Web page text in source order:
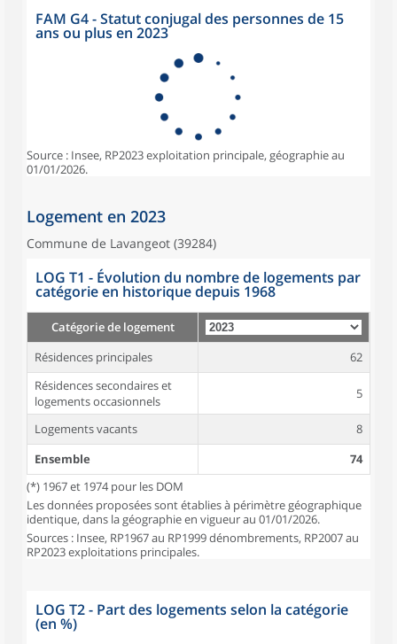
FAM G4 - Statut conjugal des personnes de 15
ans ou plus en 2023
Source : Insee, RP2023 exploitation principale, géographie au
01/01/2026.
Logement en 2023
Commune de Lavangeot (39284)
LOG T1 - Évolution du nombre de logements par
catégorie en historique depuis 1968
Catégorie de logement
Résidences principales
62
Résidences secondaires et
logements occasionnels
5
Logements vacants
8
Ensemble
74
(*) 1967 et 1974 pour les DOM
Les données proposées sont établies à périmètre géographique
identique, dans la géographie en vigueur au 01/01/2026.
Sources : Insee, RP1967 au RP1999 dénombrements, RP2007 au
RP2023 exploitations principales.
LOG T2 - Part des logements selon la catégorie
(en %)